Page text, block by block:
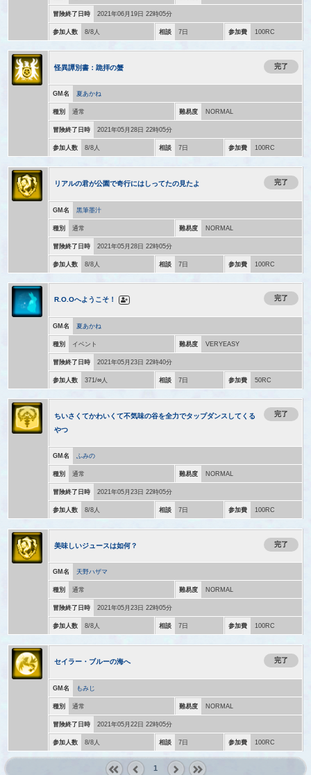
冒険終了日時 2021年06月19日 22時05分
参加人数 8/8人 相談 7日 参加費 100RC
怪異譚別書：跪拝の蟹 完了
GM名 夏あかね
種別 通常 難易度 NORMAL
冒険終了日時 2021年05月28日 22時05分
参加人数 8/8人 相談 7日 参加費 100RC
リアルの君が公園で奇行にはしってたの見たよ 完了
GM名 黒筆墨汁
種別 通常 難易度 NORMAL
冒険終了日時 2021年05月28日 22時05分
参加人数 8/8人 相談 7日 参加費 100RC
R.O.Oへようこそ！ 完了
GM名 夏あかね
種別 イベント 難易度 VERYEASY
冒険終了日時 2021年05月23日 22時40分
参加人数 371/∞人 相談 7日 参加費 50RC
ちいさくてかわいくて不気味の谷を全力でタップダンスしてくる
やつ
完了
GM名 ふみの
種別 通常 難易度 NORMAL
冒険終了日時 2021年05月23日 22時05分
参加人数 8/8人 相談 7日 参加費 100RC
美味しいジュースは如何？ 完了
GM名 天野ハザマ
種別 通常 難易度 NORMAL
冒険終了日時 2021年05月23日 22時05分
参加人数 8/8人 相談 7日 参加費 100RC
セイラー・ブルーの海へ 完了
GM名 もみじ
種別 通常 難易度 NORMAL
冒険終了日時 2021年05月22日 22時05分
参加人数 8/8人 相談 7日 参加費 100RC
1